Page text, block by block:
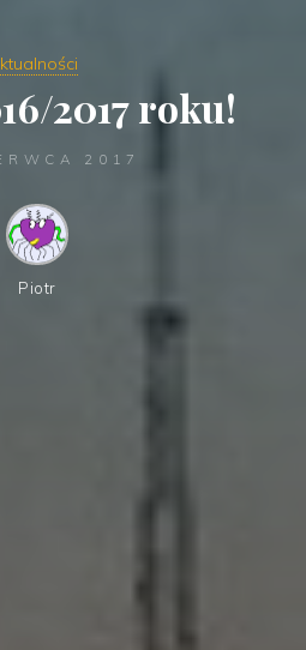
2017 roku!
2017
Piotr